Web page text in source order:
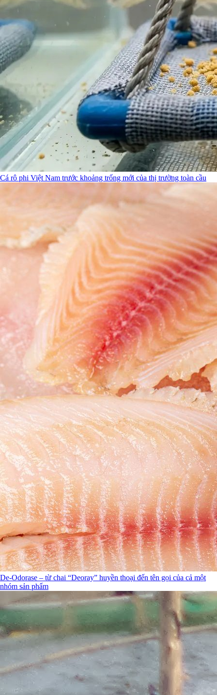
Cá rô phi Việt Nam trước khoảng trống mới của thị trường toàn cầu
De-Odorase – từ chai “Deoray” huyền thoại đến tên gọi của cả một
nhóm sản phẩm